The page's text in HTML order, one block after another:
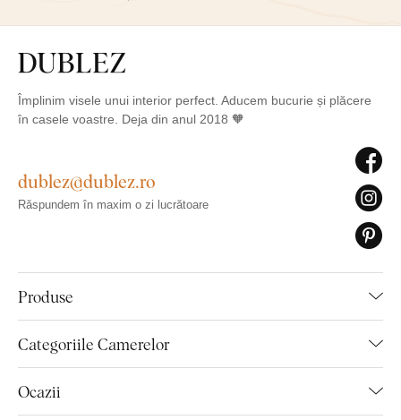
Împlinim visele unui interior perfect. Aducem bucurie și plăcere
în casele voastre. Deja din anul 2018 🧡
Produse
Categoriile Camerelor
Ocazii
dublez@dublez.ro
Răspundem în maxim o zi lucrătoare